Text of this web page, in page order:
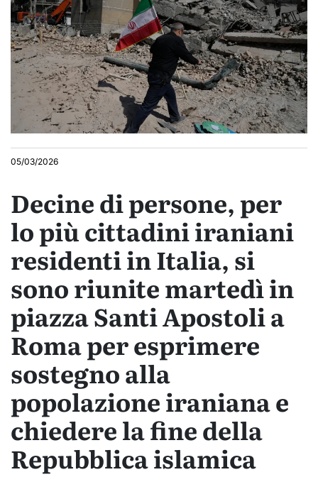
05/03/2026
Decine di persone, per
lo più cittadini iraniani
residenti in Italia, si
sono riunite martedì in
piazza Santi Apostoli a
Roma per esprimere
sostegno alla
popolazione iraniana e
chiedere la fine della
Repubblica islamica